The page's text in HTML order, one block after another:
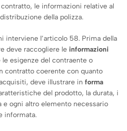
le informazioni relative al
della polizza.
interviene l’articolo 58. Prima della
deve raccogliere le informazioni
esigenze del contraente o
contratto coerente con quanto
deve illustrare in forma
del prodotto, la durata, i
ogni altro elemento necessario
informata.